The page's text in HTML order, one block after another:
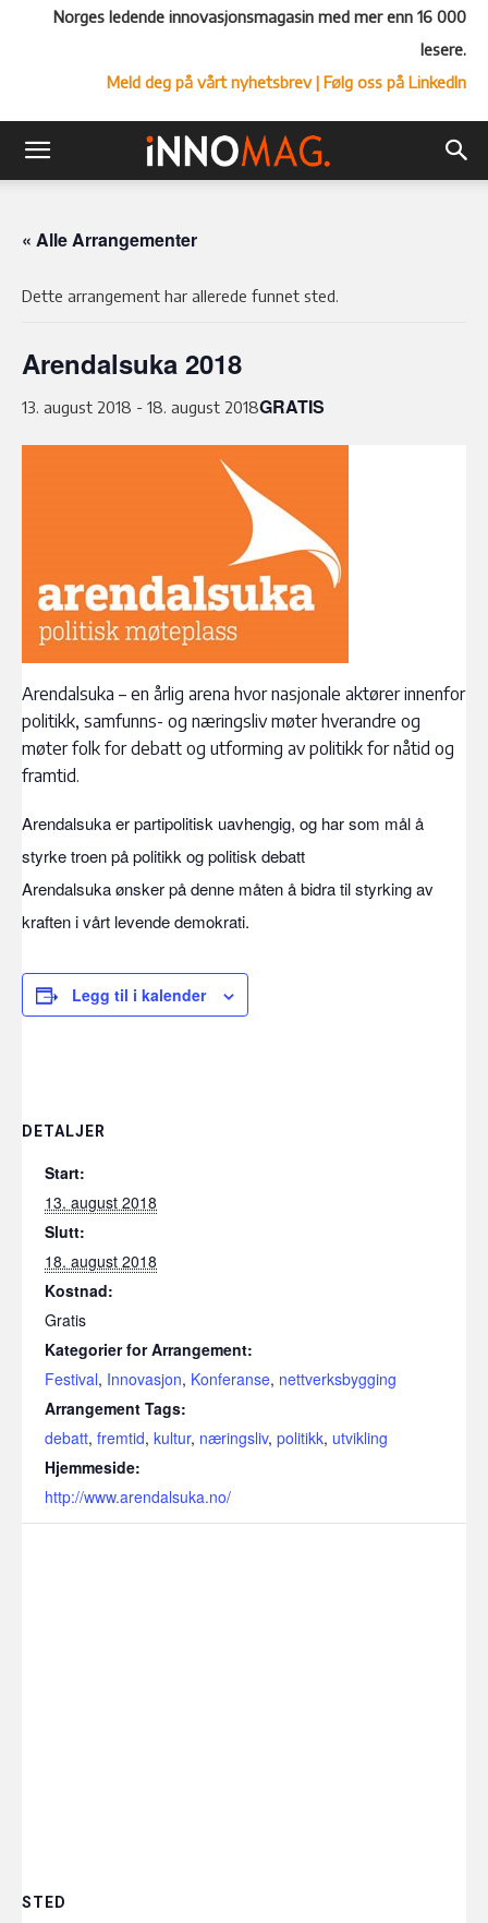
Norges ledende innovasjonsmagasin med mer enn 16 000
lesere.
Meld deg på vårt nyhetsbrev| Følg oss på LinkedIn
« Alle Arrangementer
Dette arrangement har allerede funnet sted.
Arendalsuka 2018
13. august 2018 - 18. august 2018GRATIS
Arendalsuka – en årlig arena hvor nasjonale aktører innenfor
politikk, samfunns- og næringsliv møter hverandre og
møter folk for debatt og utforming av politikk for nåtid og
framtid.
Arendalsuka er partipolitisk uavhengig, og har som mål å
styrke troen på politikk og politisk debatt
Arendalsuka ønsker på denne måten å bidra til styrking av
kraften i vårt levende demokrati.
Legg til i kalender
DETALJER
Start:
13. august 2018
Slutt:
18. august 2018
Kostnad:
Gratis
Kategorier for Arrangement:
Festival, Innovasjon, Konferanse, nettverksbygging
Arrangement Tags:
debatt, fremtid, kultur, næringsliv, politikk, utvikling
Hjemmeside:
http://www.arendalsuka.no/
STED